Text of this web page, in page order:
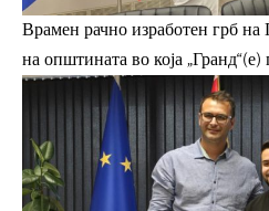
Врамен рачно изработен грб
на општината во која